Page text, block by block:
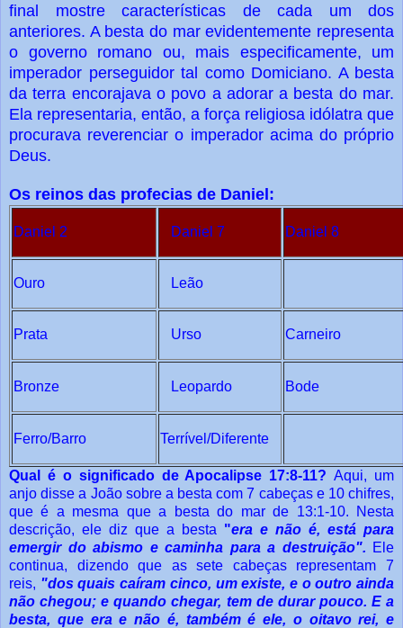
final mostre características de cada um dos
anteriores. A besta do mar evidentemente representa
o governo romano ou, mais especificamente, um
imperador perseguidor tal como Domiciano. A besta
da terra encorajava o povo a adorar a besta do mar.
Ela representaria, então, a força religiosa idólatra que
procurava reverenciar o imperador acima do próprio
Deus.
Os reinos das profecias de Daniel:
Daniel 2 Daniel 7 Daniel 8
Ouro Leão
Prata Urso Carneiro
Bronze Leopardo Bode
Ferro/Barro Terrível/Diferente
Qual é o significado de Apocalipse 17:8-11?Aqui, um
anjo disse a João sobre a besta com 7 cabeças e 10 chifres,
que é a mesma que a besta do mar de 13:1-10. Nesta
descrição, ele diz que a besta "era e não é, está para
emergir do abismo e caminha para a destruição". Ele
continua, dizendo que as sete cabeças representam 7
reis, "dos quais caíram cinco, um existe, e o outro ainda
não chegou; e quando chegar, tem de durar pouco. E a
besta, que era e não é, também é ele, o oitavo rei, e